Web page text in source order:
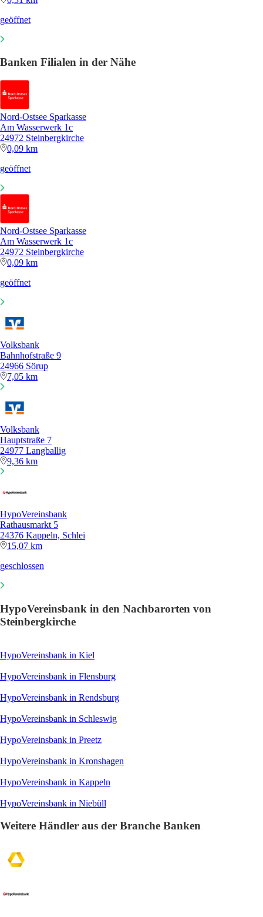
geöffnet
Banken Filialen in der Nähe
Nord-Ostsee Sparkasse
Am Wasserwerk 1c
24972 Steinbergkirche
0,09 km
geöffnet
Nord-Ostsee Sparkasse
Am Wasserwerk 1c
24972 Steinbergkirche
0,09 km
geöffnet
Volksbank
Bahnhofstraße 9
24966 Sörup
7,05 km
Volksbank
Hauptstraße 7
24977 Langballig
9,36 km
HypoVereinsbank
Rathausmarkt 5
24376 Kappeln, Schlei
15,07 km
geschlossen
HypoVereinsbank in den Nachbarorten von
Steinbergkirche
HypoVereinsbank in Kiel
HypoVereinsbank in Flensburg
HypoVereinsbank in Rendsburg
HypoVereinsbank in Schleswig
HypoVereinsbank in Preetz
HypoVereinsbank in Kronshagen
HypoVereinsbank in Kappeln
HypoVereinsbank in Niebüll
Weitere Händler aus der Branche Banken